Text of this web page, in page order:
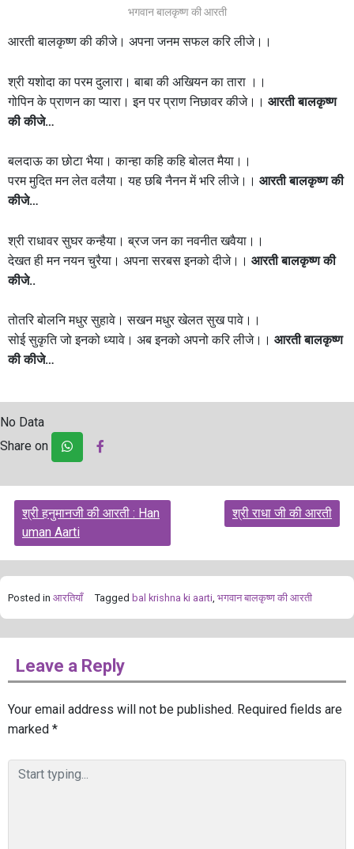
भगवान बालकृष्ण की आरती
आरती बालकृष्ण की कीजे। अपना जनम सफल करि लीजे।।
श्री यशोदा का परम दुलारा। बाबा की अखियन का तारा ।।
गोपिन के प्राणन का प्यारा। इन पर प्राण निछावर कीजे।। आरती बालकृष्ण
की कीजे…
बलदाऊ का छोटा भैया। कान्हा कहि कहि बोलत मैया।।
परम मुदित मन लेत वलैया। यह छबि नैनन में भरि लीजे।। आरती बालकृष्ण की
कीजे…
श्री राधावर सुघर कन्हैया। ब्रज जन का नवनीत खवैया।।
देखत ही मन नयन चुरैया। अपना सरबस इनको दीजे।। आरती बालकृष्ण की
कीजे..
तोतरि बोलनि मधुर सुहावे। सखन मधुर खेलत सुख पावे।।
सोई सुकृति जो इनको ध्यावे। अब इनको अपनो करि लीजे।। आरती बालकृष्ण
की कीजे…
No Data
Share on
Post
navigation
श्री हनुमानजी की आरती : Han
uman Aarti
श्री राधा जी की आरती
Posted in आरतियाँ Tagged bal krishna ki aarti, भगवान बालकृष्ण की आरती
Leave a Reply
Your email address will not be published. Required fields are
marked *